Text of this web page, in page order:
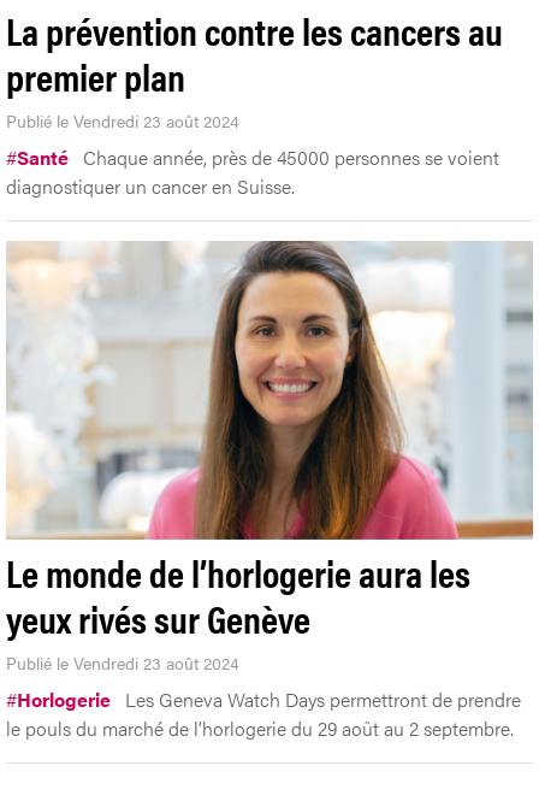
La prévention contre les cancers au
premier plan
Publié le Vendredi 23 août 2024
#Santé Chaque année, près de 45000 personnes se voient
diagnostiquer un cancer en Suisse.
Le monde de l’horlogerie aura les
yeux rivés sur Genève
Publié le Vendredi 23 août 2024
#Horlogerie Les Geneva Watch Days permettront de prendre
le pouls du marché de l’horlogerie du 29 août au 2 septembre.